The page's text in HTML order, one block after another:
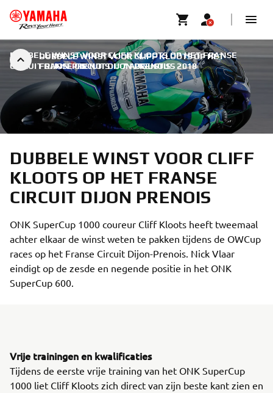
DUBBELE WINST VOOR CLIFF KLOOTS OP HET
FRANSE CIRCUIT DIJON PRENOIS
DUBBELE WINST VOOR CLIFF KLOOTS OP HET FRANSE
CIRCUIT DIJON PRENOIS | 7 AUGUSTUS 2018
DUBBELE WINST VOOR CLIFF
KLOOTS OP HET FRANSE
CIRCUIT DIJON PRENOIS
ONK SuperCup 1000 coureur Cliff Kloots heeft tweemaal
achter elkaar de winst weten te pakken tijdens de OWCup
races op het Franse Circuit Dijon-Prenois. Nick Vlaar
eindigt op de zesde en negende positie in het ONK
SuperCup 600.
Vrije trainingen en kwalificaties
Tijdens de eerste vrije training van het ONK SuperCup
1000 liet Cliff Kloots zich direct van zijn beste kant zien en